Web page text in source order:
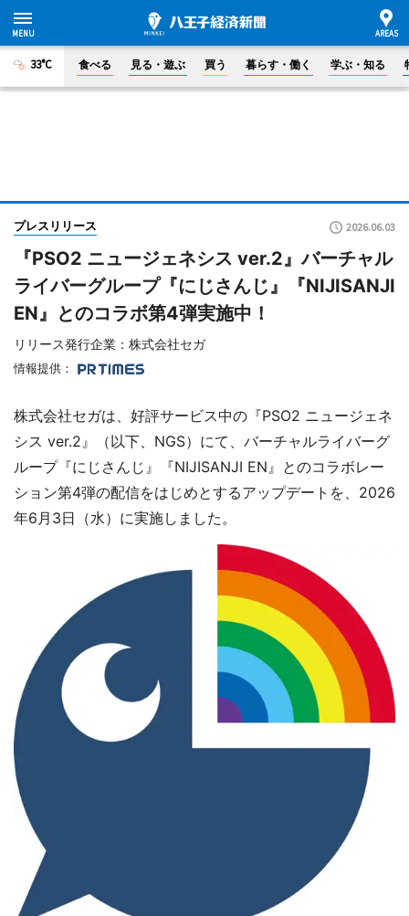
33°C 食べる 見る・遊ぶ 買う 暮らす・働く 学ぶ・知る
プレスリリース 2026.06.03
『PSO2 ニュージェネシス ver.2』バーチャル
ライバーグループ『にじさんじ』『NIJISANJI
EN』とのコラボ第4弾実施中！
リリース発行企業：株式会社セガ
情報提供：
株式会社セガは、好評サービス中の『PSO2 ニュージェネ
シス ver.2』（以下、NGS）にて、バーチャルライバーグ
ループ『にじさんじ』『NIJISANJI EN』とのコラボレー
ション第4弾の配信をはじめとするアップデートを、2026
年6月3日（水）に実施しました。